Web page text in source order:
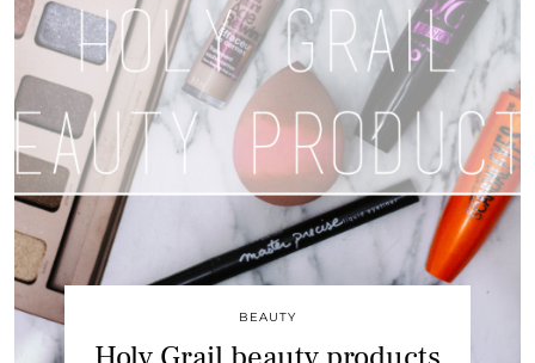
BEAUTY